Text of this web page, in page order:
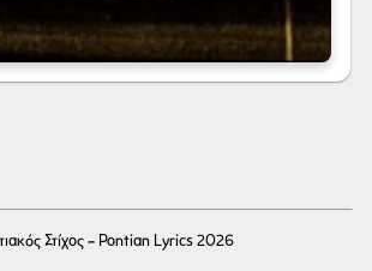
Στίχος - Pontian Lyrics 2026